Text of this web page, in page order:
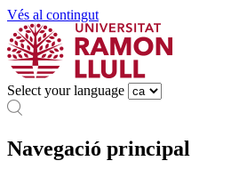
Vés al contingut
Select your language
Navegació principal